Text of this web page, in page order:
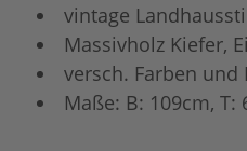
vintage
Massivholz Kiefer,
versch. Farben
Maße: B: 109cm, T: